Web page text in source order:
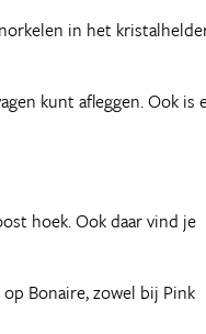
in het
kunt afleggen. Ook is
hoek. Ook daar vind je
Bonaire, zowel bij Pink